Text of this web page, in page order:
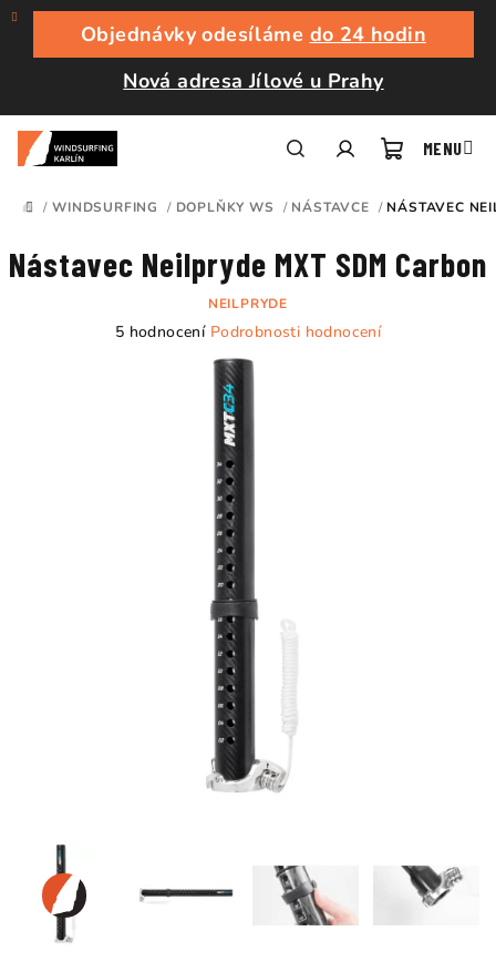
Přejít
obsah
Objednávky odesíláme do 24 hodin
Nová adresa Jílové u Prahy
košík
DOMŮ
/ WINDSURFING / DOPLŇKY WS / NÁSTAVCE / NÁSTAVEC
Nástavec Neilpryde MXT SDM Carbon
NEILPRYDE
Průměrné
5 hodnocení Podrobnosti hodnocení